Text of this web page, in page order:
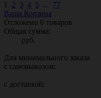
1 2 3 4 5 ... 77
Ваша Корзина
Отложено 0 товаров
Общая сумма:
руб.
Для минимального заказа
с самовывозом:
с доставкой: